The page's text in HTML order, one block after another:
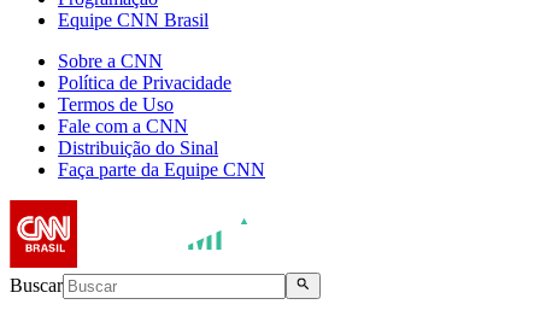
Equipe CNN Brasil
Sobre a CNN
Política de Privacidade
Termos de Uso
Fale com a CNN
Distribuição do Sinal
Faça parte da Equipe CNN
Buscar